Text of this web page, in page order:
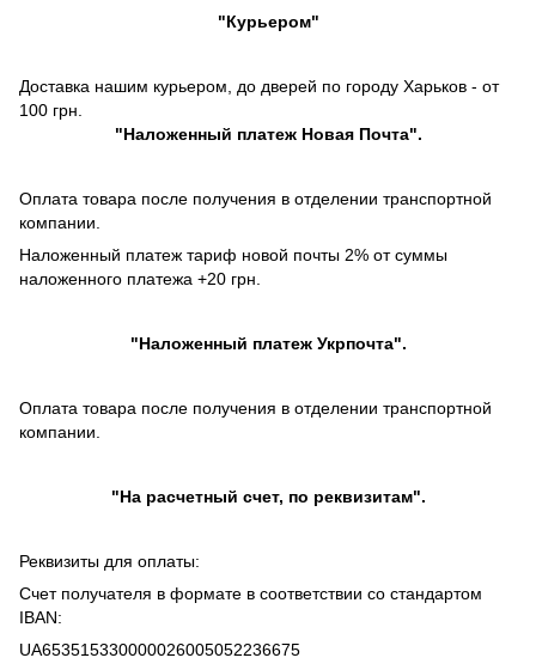
"Курьером"
Доставка нашим курьером, до дверей по городу Харьков - от
100 грн.
"Наложенный платежНовая Почта".
Оплата товара после получения в отделении транспортной
компании.
Наложенный платеж тариф новой почты 2% от суммы
наложенного платежа +20 грн.
"Наложенный платежУкрпочта".
Оплата товара после получения в отделении транспортной
компании.
"На расчетный счет, по реквизитам".
Реквизиты для оплаты:
Счет получателя в формате в соответствии со стандартом
IBAN:
UA653515330000026005052236675